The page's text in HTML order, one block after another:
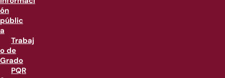
ón
públic
a
Trabaj
o de
Grado
PQR